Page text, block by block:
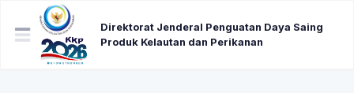
Direktorat Jenderal Penguatan Daya Saing
Produk Kelautan dan Perikanan